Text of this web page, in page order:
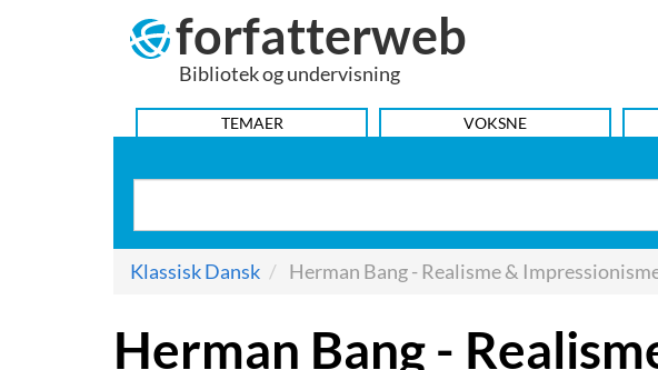
forfatterweb
Bibliotek og undervisning
HOVEDMENU
TEMAER VOKSNE
Klassisk Dansk Herman Bang - Realisme &
Herman Bang -